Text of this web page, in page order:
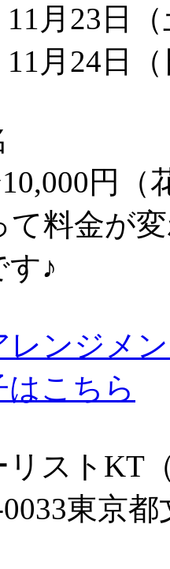
（土）
（日）
円（
て料金が
す♪
レンジメ
こちら
ストKT
東京